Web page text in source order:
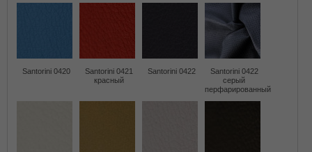
Santorini 0420
Santorini 0421
красный
Santorini 0422
Santorini 0422
серый
перфарированный